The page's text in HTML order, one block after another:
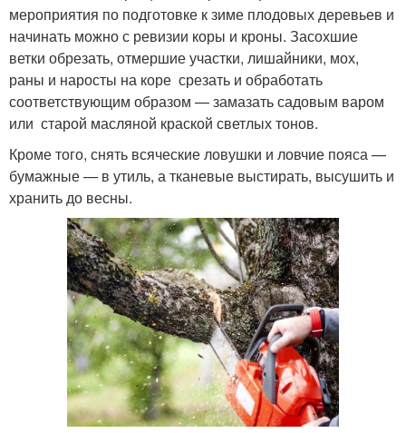
мероприятия по подготовке к зиме плодовых деревьев и
начинать можно с ревизии коры и кроны. Засохшие
ветки обрезать, отмершие участки, лишайники, мох,
раны и наросты на коре срезать и обработать
соответствующим образом — замазать садовым варом
или старой масляной краской светлых тонов.
Кроме того, снять всяческие ловушки и ловчие пояса —
бумажные — в утиль, а тканевые выстирать, высушить и
хранить до весны.